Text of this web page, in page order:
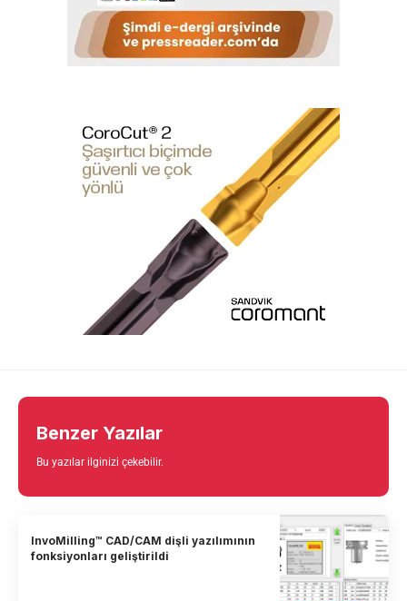
Benzer Yazılar
Bu yazılar ilginizi çekebilir.
InvoMilling™ CAD/CAM dişli yazılımının
fonksiyonları geliştirildi